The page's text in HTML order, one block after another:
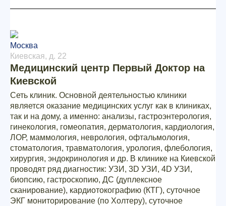
Москва
Киевская, д. 22
Медицинский центр Первый Доктор на
Киевской
Сеть клиник. Основной деятельностью клиники
является оказание медицинских услуг как в клиниках,
так и на дому, а именно: анализы, гастроэнтерология,
гинекология, гомеопатия, дерматология, кардиология,
ЛОР, маммология, неврология, офтальмология,
стоматология, травматология, урология, флебология,
хирургия, эндокринология и др. В клинике на Киевской
проводят ряд диагностик: УЗИ, 3D УЗИ, 4D УЗИ,
биопсию, гастроскопию, ДС (дуплексное
сканирование), кардиотокографию (КТГ), суточное
ЭКГ мониторирование (по Холтеру), суточное